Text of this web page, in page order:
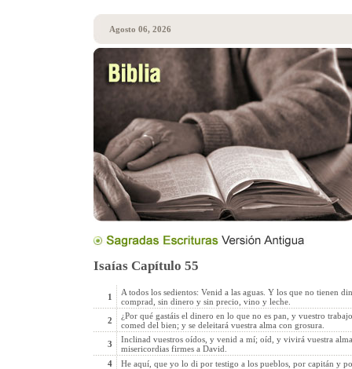
Agosto 06, 2026
Isaías Capítulo 55
1
A todos los sedientos: Venid a las aguas. Y los que no tienen
comprad, sin dinero y sin precio, vino y leche.
2
¿Por qué gastáis el dinero en lo que no es pan, y vuestro
comed del bien; y se deleitará vuestra alma con grosura.
3
Inclinad vuestros oídos, y venid a mí; oíd, y vivirá vuestra
misericordias firmes a David.
4
He aquí, que yo lo di por testigo a los pueblos, por capitán y